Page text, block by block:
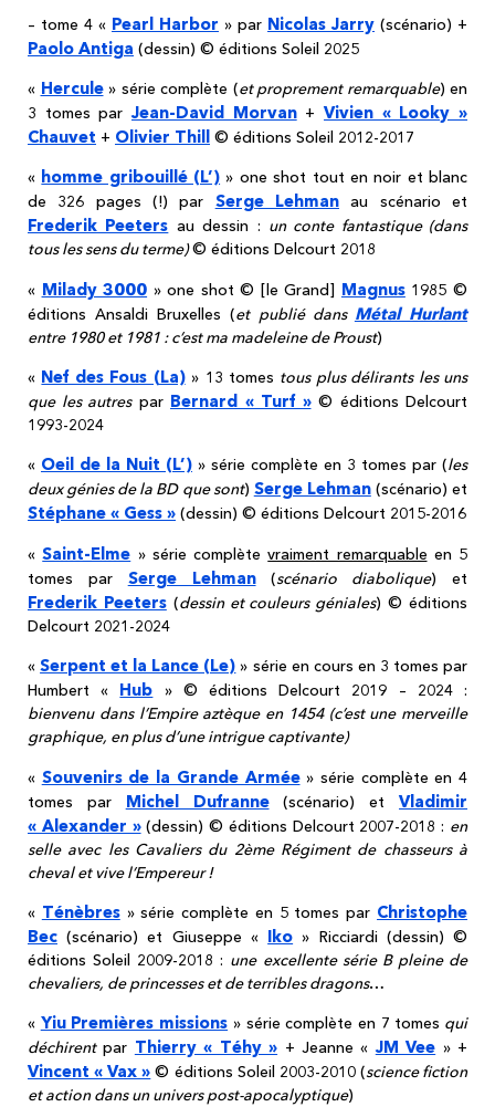
– tome 4 « Pearl Harbor » par Nicolas Jarry (scénario) +
Paolo Antiga (dessin) © éditions Soleil 2025
« Hercule» série complète (et proprement remarquable) en
3 tomes parJean-David Morvan+Vivien « Looky »
Chauvet + Olivier Thill © éditions Soleil 2012-2017
« homme gribouillé (L’) » one shot tout en noir et blanc
de 326 pages (!) par Serge Lehman au scénario et
Frederik Peeters au dessin : un conte fantastique (dans
tous les sens du terme)© éditions Delcourt 2018
« Milady 3000 » one shot © [le Grand] Magnus1985 ©
éditions Ansaldi Bruxelles (et publié dans Métal Hurlant
entre 1980 et 1981 : c’est ma madeleine de Proust)
« Nef des Fous (La)» 13 tomes tous plus délirants les uns
que les autrespar Bernard « Turf »© éditions Delcourt
1993-2024
« Oeil de la Nuit (L’) » série complète en 3 tomes par (les
deux génies de la BD que sont) Serge Lehman(scénario) et
Stéphane « Gess » (dessin) © éditions Delcourt 2015-2016
«Saint-Elme » série complètevraiment remarquable en 5
tomes par Serge Lehman(scénario diabolique) et
Frederik Peeters(dessin et couleurs géniales) © éditions
Delcourt 2021-2024
«Serpent et la Lance (Le) » série en cours en 3 tomes par
Humbert « Hub » © éditions Delcourt 2019 – 2024 :
bienvenu dans l’Empire aztèque en 1454 (c’est une merveille
graphique, en plus d’une intrigue captivante)
« Souvenirs de la Grande Armée» série complète en 4
tomes par Michel Dufranne(scénario) etVladimir
« Alexander »(dessin) © éditions Delcourt 2007-2018 : en
selle avec les Cavaliers du 2ème Régiment de chasseurs à
cheval et vive l’Empereur !
« Ténèbres» série complète en 5 tomes par Christophe
Bec (scénario) et Giuseppe « Iko » Ricciardi (dessin) ©
éditions Soleil 2009-2018 : une excellente série B pleine de
chevaliers, de princesses et de terribles dragons…
« Yiu Premières missions » série complète en 7 tomes qui
déchirentpar Thierry « Téhy » + Jeanne «JM Vee » +
Vincent « Vax » © éditions Soleil 2003-2010 (science fiction
et action dans un univers post-apocalyptique)